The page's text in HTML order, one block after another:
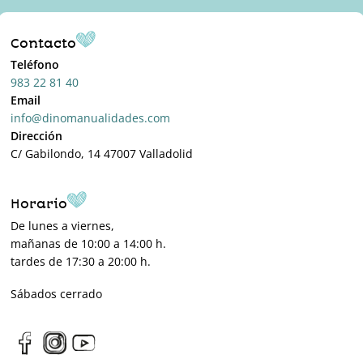
Contacto
Teléfono
983 22 81 40
Email
info@dinomanualidades.com
Dirección
C/ Gabilondo, 14 47007 Valladolid
Horario
De lunes a viernes,
mañanas de 10:00 a 14:00 h.
tardes de 17:30 a 20:00 h.
Sábados cerrado